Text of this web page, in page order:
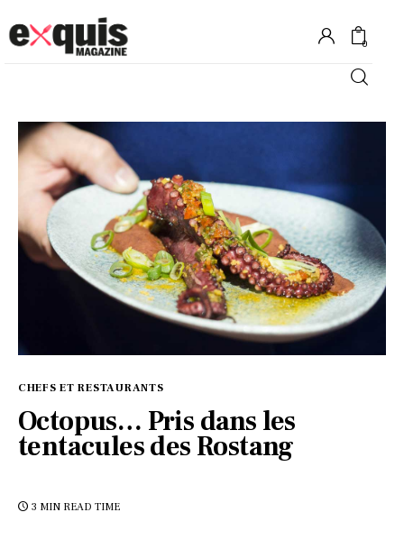
0
Hôtels
Gastronomie
Recettes
Shopping
Évènements
CHEFS ET RESTAURANTS
Octopus… Pris dans les
tentacules des Rostang
3 MIN READ TIME